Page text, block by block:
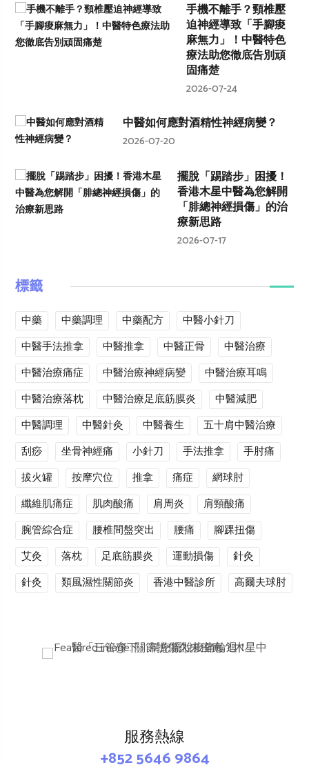
手機不離手？頸椎壓
迫神經導致「手腳痠
麻無力」！中醫特色
療法助您徹底告別頑
固痛楚
2026-07-24
中醫如何應對酒精性神經病變？
2026-07-20
擺脫「踢踏步」困擾！
香港木星中醫為您解開
「腓總神經損傷」的治
療新思路
2026-07-17
標籤
中藥 中藥調理 中藥配方
中醫小針刀
中醫手法推拿
中醫推拿 中醫正骨
中醫治療
中醫治療痛症
中醫治療神經病變
中醫治療耳鳴
中醫治療落枕
中醫治療足底筋膜炎
中醫減肥
中醫調理
中醫針灸 中醫養生
五十肩中醫治療
刮痧
坐骨神經痛 小針刀 手法推拿
手肘痛
拔火罐
按摩穴位 推拿 痛症
網球肘
纖維肌痛症
肌肉酸痛 肩周炎
肩頸酸痛
腕管綜合症
腰椎間盤突出 腰痛
腳踝扭傷
艾灸
落枕 足底筋膜炎 運動損傷
針灸
針灸
類風濕性關節炎 香港中醫診所 高爾夫球肘
服務熱線
+852 5646 9864